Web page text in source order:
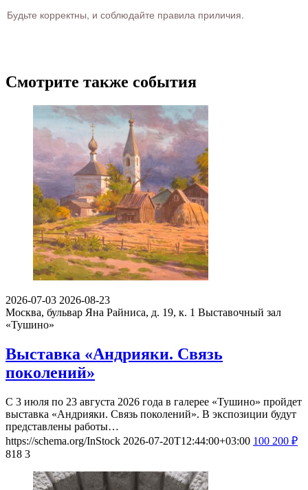
Будьте корректны, и соблюдайте правила приличия.
Смотрите также события
2026-07-03 2026-08-23
Москва, бульвар Яна Райниса, д. 19, к. 1 Выставочный зал
«Тушино»
Выставка «Андрияки. Связь
поколений»
С 3 июля по 23 августа 2026 года в галерее «Тушино» пройдет
выставка «Андрияки. Связь поколений». В экспозиции будут
представлены работы…
https://schema.org/InStock 2026-07-20T12:44:00+03:00 100 200 ₽
818 3